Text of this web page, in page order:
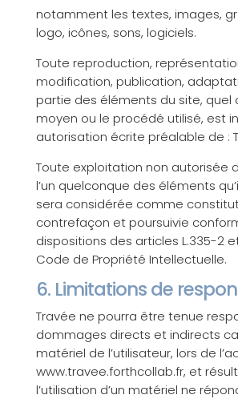
notamment les textes, images,
logo, icônes, sons, logiciels.
Toute reproduction,
modification, publication,
partie des éléments du site, quel
moyen ou le procédé utilisé, est
autorisation écrite préalable de :
Toute exploitation non autorisée
l’un quelconque des éléments
sera considérée comme
contrefaçon et poursuivie
dispositions des articles L.335-2
Code de Propriété Intellectuelle.
6. Limitations de
Travée ne pourra être tenue
dommages directs et indirects
matériel de l’utilisateur, lors de
www.travee.forthcollab.fr, et
l’utilisation d’un matériel ne